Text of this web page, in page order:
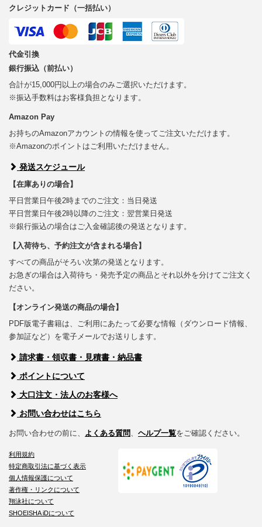
クレジットカード（一括払い）
代金引換
銀行振込（前払い）
合計が15,000円以上の場合のみご選択いただけます。
※振込手数料はお客様負担となります。
Amazon Pay
お持ちのAmazonアカウントの情報を使ってご注文いただけます。
※Amazonのポイントはご利用いただけません。
発送スケジュール
【在庫ありの場合】
平日営業日午後2時までのご注文：当日発送
平日営業日午後2時以降のご注文：翌営業日発送
※銀行振込の場合はご入金確認後の発送となります。
【入荷待ち、予約注文が含まれる場合】
すべての商品がそろい次第の発送となります。
お急ぎの場合は入荷待ち・発売予定の商品とそれ以外を分けてご注文く
ださい。
【オンライン発送の商品の場合】
PDF版電子書籍は、ご利用にあたって必要な情報（ダウンロード情報、
参加証など）を電子メールでお送りします。
請求書・領収書・見積書・納品書
ポイントについて
大口注文・法人のお客様へ
お問い合わせはこちら
お問い合わせの前に、 よくある質問 ヘルプ一覧をご確認ください。
利用規約
特定商取引法に基づく表示
個人情報保護について
著作権・リンクについて
翔泳社について
SHOEISHA iDについて